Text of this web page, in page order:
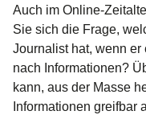
Auch im Online-
Sie sich die Frage,
Journalist hat, wenn
nach Informationen?
kann, aus der Masse
Informationen greifbar